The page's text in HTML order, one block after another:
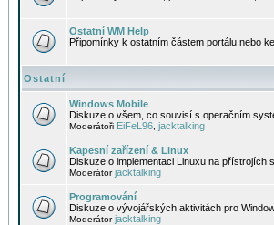
Ostatní WM Help
Připomínky k ostatním částem portálu nebo
Ostatní
Windows Mobile
Diskuze o všem, co souvisí s operačním
Moderátoři EiFeL96 jacktalking
Kapesní zařízení & Linux
Diskuze o implementaci Linuxu na přístrojích
Moderátorjacktalking
Programování
Diskuze o vývojářských aktivitách pro
Moderátorjacktalking